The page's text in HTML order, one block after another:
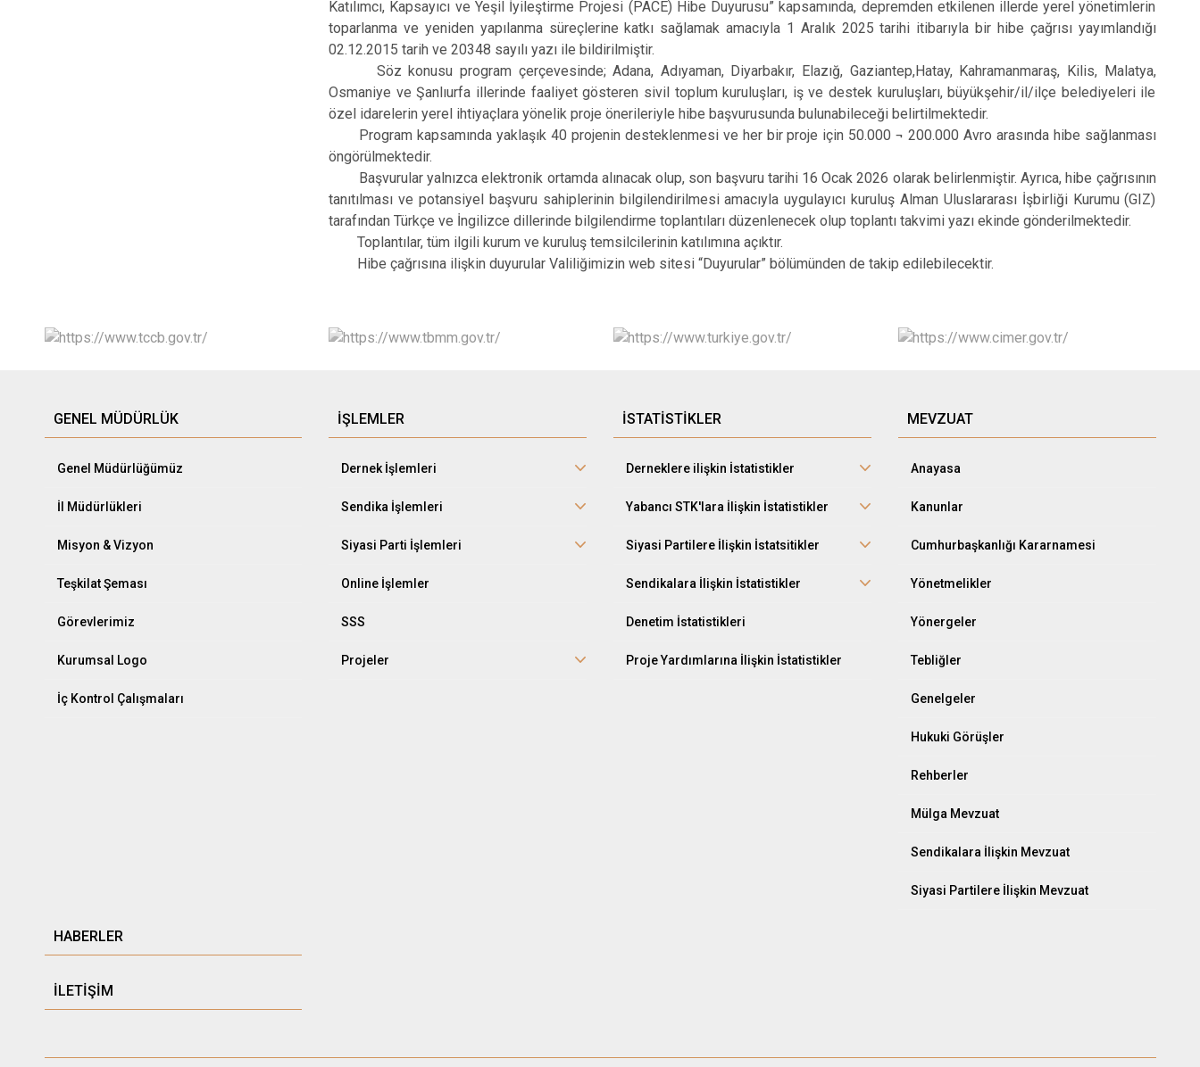
Katılımcı, Kapsayıcı ve Yeşil İyileştirme Projesi (PACE) Hibe Duyurusu” kapsamında, depremden etkilenen illerde yerel yönetimlerin
toparlanma ve yeniden yapılanma süreçlerine katkı sağlamak amacıyla 1 Aralık 2025 tarihi itibarıyla bir hibe çağrısı yayımlandığı
02.12.2015 tarih ve 20348 sayılı yazı ile bildirilmiştir.
Söz konusu program çerçevesinde; Adana, Adıyaman, Diyarbakır, Elazığ, Gaziantep,Hatay, Kahramanmaraş, Kilis, Malatya,
Osmaniye ve Şanlıurfa illerinde faaliyet gösteren sivil toplum kuruluşları, iş ve destek kuruluşları, büyükşehir/il/ilçe belediyeleri ile
özel idarelerin yerel ihtiyaçlara yönelik proje önerileriyle hibe başvurusunda bulunabileceği belirtilmektedir.
Program kapsamında yaklaşık 40 projenin desteklenmesi ve her bir proje için 50.000 ¬ 200.000 Avro arasında hibe sağlanması
öngörülmektedir.
Başvurular yalnızca elektronik ortamda alınacak olup, son başvuru tarihi 16 Ocak 2026 olarak belirlenmiştir. Ayrıca, hibe çağrısının
tanıtılması ve potansiyel başvuru sahiplerinin bilgilendirilmesi amacıyla uygulayıcı kuruluş Alman Uluslararası İşbirliği Kurumu (GIZ)
tarafından Türkçe ve İngilizce dillerinde bilgilendirme toplantıları düzenlenecek olup toplantı takvimi yazı ekinde gönderilmektedir.
Toplantılar, tüm ilgili kurum ve kuruluş temsilcilerinin katılımına açıktır.
Hibe çağrısına ilişkin duyurular Valiliğimizin web sitesi “Duyurular” bölümünden de takip edilebilecektir.
GENEL MÜDÜRLÜK
Genel Müdürlüğümüz
İl Müdürlükleri
Misyon & Vizyon
Teşkilat Şeması
Görevlerimiz
Kurumsal Logo
İç Kontrol Çalışmaları
İŞLEMLER
Dernek İşlemleri
Sendika İşlemleri
Siyasi Parti İşlemleri
Online İşlemler
SSS
Projeler
İSTATİSTİKLER
Derneklere ilişkin İstatistikler
Yabancı STK'lara İlişkin İstatistikler
Siyasi Partilere İlişkin İstatsitikler
Sendikalara İlişkin İstatistikler
Denetim İstatistikleri
Proje Yardımlarına İlişkin İstatistikler
MEVZUAT
Anayasa
Kanunlar
Cumhurbaşkanlığı Kararnamesi
Yönetmelikler
Yönergeler
Tebliğler
Genelgeler
Hukuki Görüşler
Rehberler
Mülga Mevzuat
Sendikalara İlişkin Mevzuat
Siyasi Partilere İlişkin Mevzuat
HABERLER
İLETİŞİM